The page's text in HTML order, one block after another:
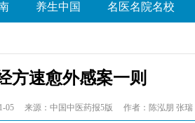
养生中国 名医名院名校
方速愈外感案一则
05 来源：中国中医药报5版 作者：陈泓朋 张瑞